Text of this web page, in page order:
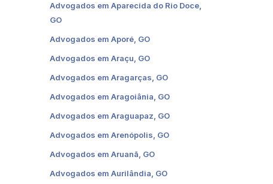
Advogados em Aparecida do Rio Doce,
GO
Advogados em Aporé, GO
Advogados em Araçu, GO
Advogados em Aragarças, GO
Advogados em Aragoiânia, GO
Advogados em Araguapaz, GO
Advogados em Arenópolis, GO
Advogados em Aruanã, GO
Advogados em Aurilândia, GO